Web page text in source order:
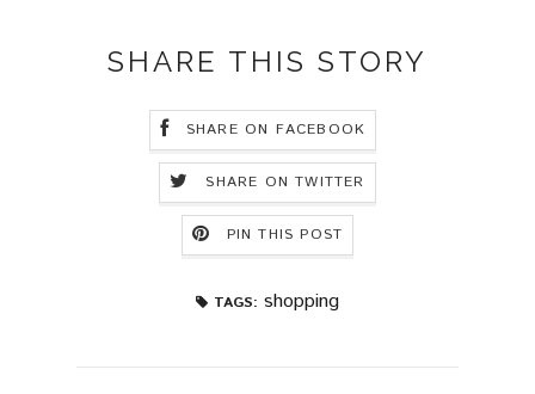
SHARE THIS STORY
SHARE ON FACEBOOK
SHARE ON TWITTER
PIN THIS POST
TAGS: shopping